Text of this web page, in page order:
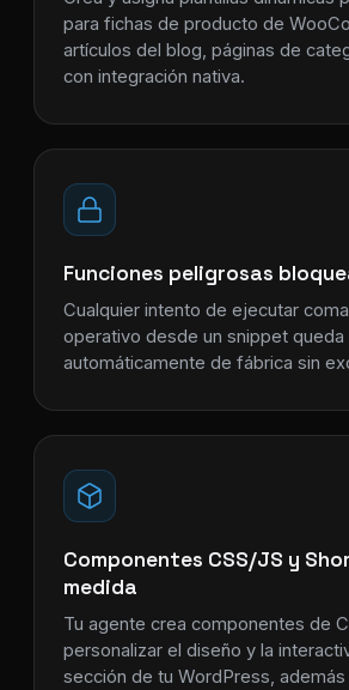
para fichas de producto de
artículos del blog, páginas de
con integración nativa.
Funciones peligrosas
Cualquier intento de ejecutar
operativo desde un snippet queda
automáticamente de fábrica sin
Componentes CSS/JS y
medida
Tu agente crea componentes de
personalizar el diseño y la
sección de tu WordPress,